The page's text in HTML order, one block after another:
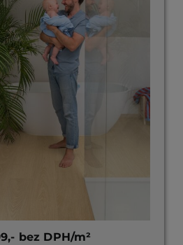
bez DPH/m²